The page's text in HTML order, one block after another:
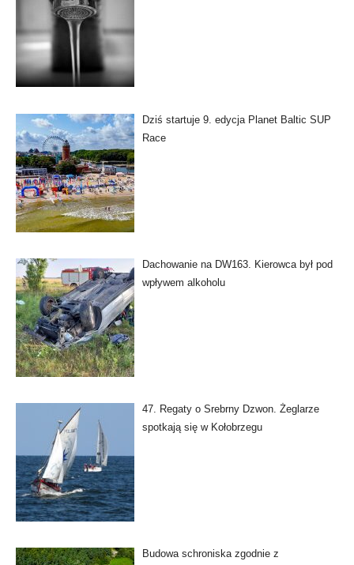
Dziś startuje 9. edycja Planet Baltic SUP
Race
Dachowanie na DW163. Kierowca był pod
wpływem alkoholu
47. Regaty o Srebrny Dzwon. Żeglarze
spotkają się w Kołobrzegu
Budowa schroniska zgodnie z